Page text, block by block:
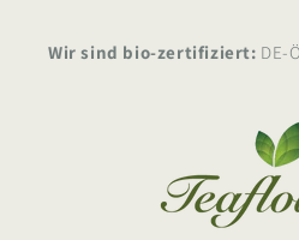
Wir sind bio-zertifiziert: DE-